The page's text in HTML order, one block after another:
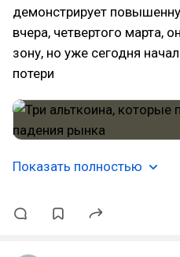
демонстрирует
вчера, четвертого марта,
зону, но уже сегодня
потери
Показать полностью